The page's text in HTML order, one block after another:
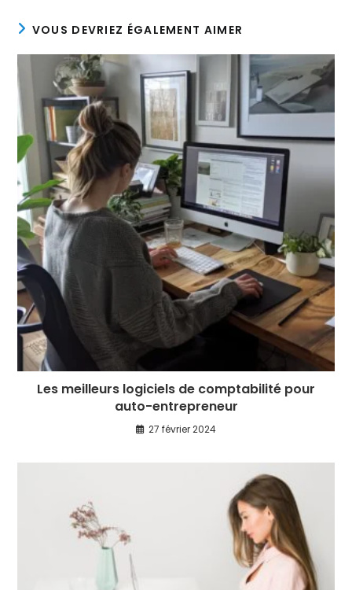
VOUS DEVRIEZ ÉGALEMENT AIMER
Les meilleurs logiciels de comptabilité pour
auto-entrepreneur
27 février 2024